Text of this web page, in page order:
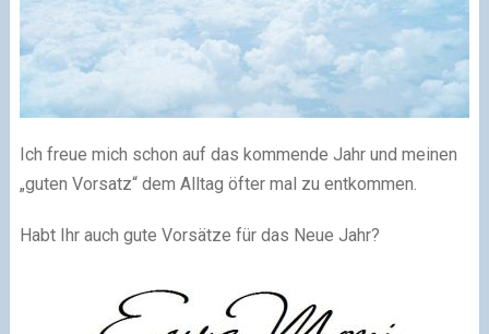
Ich freue mich schon auf das kommende Jahr und meinen
„guten Vorsatz“ dem Alltag öfter mal zu entkommen.
Habt Ihr auch gute Vorsätze für das Neue Jahr?